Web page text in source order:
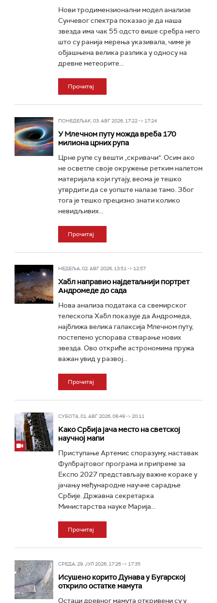
Нови тродимензионални модел анализе
Сунчевог спектра показао је да наша
звезда има чак 55 одсто више сребра него
што су ранија мерења указивала, чиме је
објашњена велика разлика у односу на
древне метеорите...
Прочитај
ПОНЕДЕЉАК, 03. АВГ 2026, 17:22 -> 17:24
У Млечном путу можда вреба 170
милиона црних рупа
Црне рупе су вешти „скривачи“. Осим ако
не осветле своје окружење ретким налетом
материјала који гутају, веома је тешко
утврдити да се уопште налазе тамо. Због
тога је тешко прецизно знати колико
невидљивих...
Прочитај
НЕДЕЉА, 02. АВГ 2026, 13:51 -> 12:57
Хабл направио најдетаљнији портрет
Андромеде до сада
Нова анализа података са свемирског
телескопа Хабл показује да Андромеда,
најближа велика галаксија Млечном путу,
постепено успорава стварање нових
звезда. Ово откриће астрономима пружа
важан увид у развој...
Прочитај
СУБОТА, 01. АВГ 2026, 08:49 -> 20:11
Како Србија јача место на светској
научној мапи
Приступање Артемис споразуму, наставак
Фулбрајтовог програма и припреме за
Експо 2027 представљају важне кораке у
јачању међународне научне сарадње
Србије. Државна секретарка
Министарства науке Марија...
Прочитај
СРЕДА, 29. ЈУЛ 2026, 17:26 -> 17:35
Исушено корито Дунава у Бугарској
открило остатке мамута
Остаци древног мамута откривени су у